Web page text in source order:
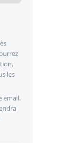
les
email.